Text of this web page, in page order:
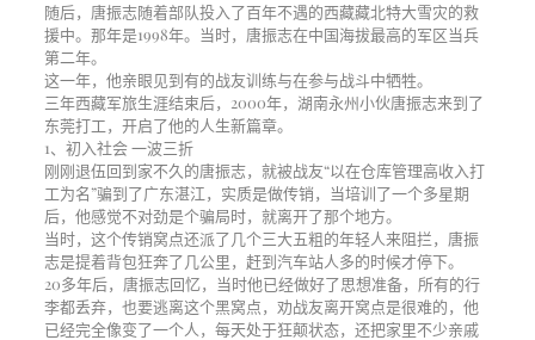
随后，唐振志随着部队投入了百年不遇的西藏藏北特大雪灾的救
援中。那年是1998年。当时，唐振志在中国海拔最高的军区当兵
第二年。
这一年，他亲眼见到有的战友训练与在参与战斗中牺牲。
三年西藏军旅生涯结束后，2000年，湖南永州小伙唐振志来到了
东莞打工，开启了他的人生新篇章。
1、初入社会 一波三折
刚刚退伍回到家不久的唐振志，就被战友“以在仓库管理高收入打
工为名”骗到了广东湛江，实质是做传销，当培训了一个多星期
后，他感觉不对劲是个骗局时，就离开了那个地方。
当时，这个传销窝点还派了几个三大五粗的年轻人来阻拦，唐振
志是提着背包狂奔了几公里，赶到汽车站人多的时候才停下。
20多年后，唐振志回忆，当时他已经做好了思想准备，所有的行
李都丢弃，也要逃离这个黑窝点，劝战友离开窝点是很难的，他
已经完全像变了一个人，每天处于狂颠状态，还把家里不少亲戚